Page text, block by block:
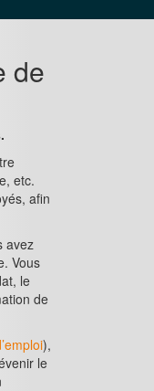
de
etc.
afin
avez
Vous
le
de
),
le